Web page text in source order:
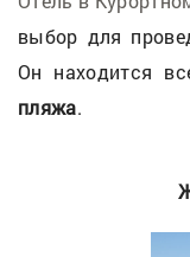
выбор для
Он находится
пляжа.